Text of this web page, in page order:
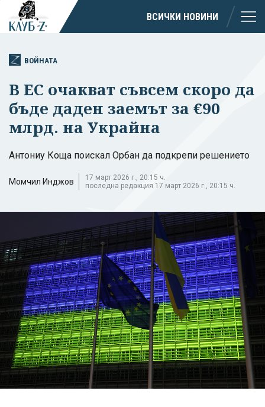
ВСИЧКИ НОВИНИ
ВОЙНАТА
В ЕС очакват съвсем скоро да
бъде даден заемът за €90
млрд. на Украйна
Антониу Коща поискал Орбан да подкрепи решението
Момчил Инджов
17 март 2026 г., 20:15 ч.
последна редакция 17 март 2026 г., 20:15 ч.